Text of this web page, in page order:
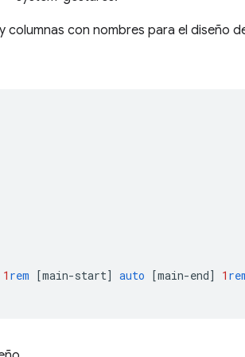
columnas con nombres para el diseño
1 rem [main-start] auto [main-end] 1